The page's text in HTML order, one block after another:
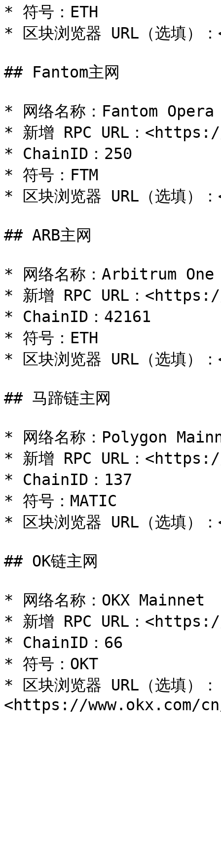
* 符号：ETH
* 区块浏览器 URL（选填
## Fantom主网
* 网络名称：Fantom Opera
* 新增 RPC URL：
* ChainID：250
* 符号：FTM
* 区块浏览器 URL（选填
## ARB主网
* 网络名称：Arbitrum One
* 新增 RPC URL：
* ChainID：42161
* 符号：ETH
* 区块浏览器 URL（选填
## 马蹄链主网
* 网络名称：Polygon
* 新增 RPC URL：
* ChainID：137
* 符号：MATIC
* 区块浏览器 URL（选填
## OK链主网
* 网络名称：OKX Mainnet
* 新增 RPC URL：
* ChainID：66
* 符号：OKT
* 区块浏览器 URL（选填）：